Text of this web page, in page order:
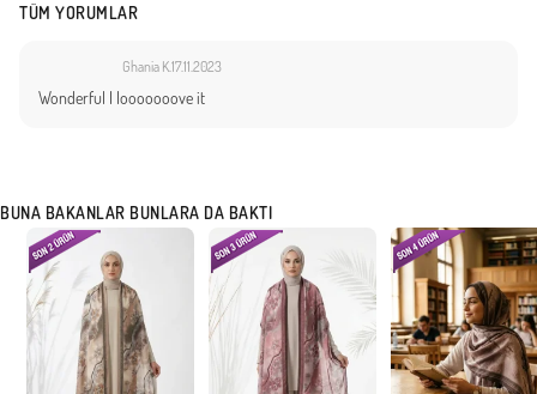
TÜM YORUMLAR
Ghania K.17.11.2023
Wonderful I looooooove it
BUNA BAKANLAR BUNLARA DA BAKTI